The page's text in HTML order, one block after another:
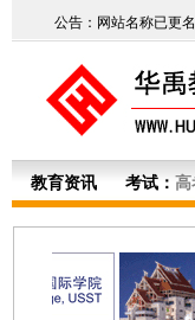
公告：网站名称已更
教育资讯 考试： 高